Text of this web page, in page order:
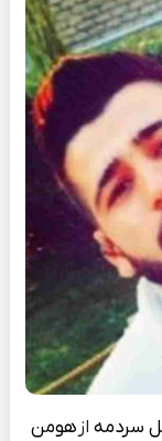
سردمه از هومن